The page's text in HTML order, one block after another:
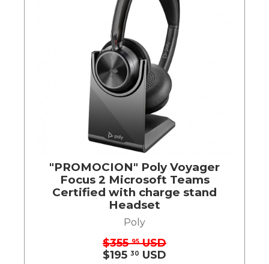
"PROMOCION" Poly Voyager
Focus 2 Microsoft Teams
Certified with charge stand
Headset
Poly
$35595USD
$195 30 USD